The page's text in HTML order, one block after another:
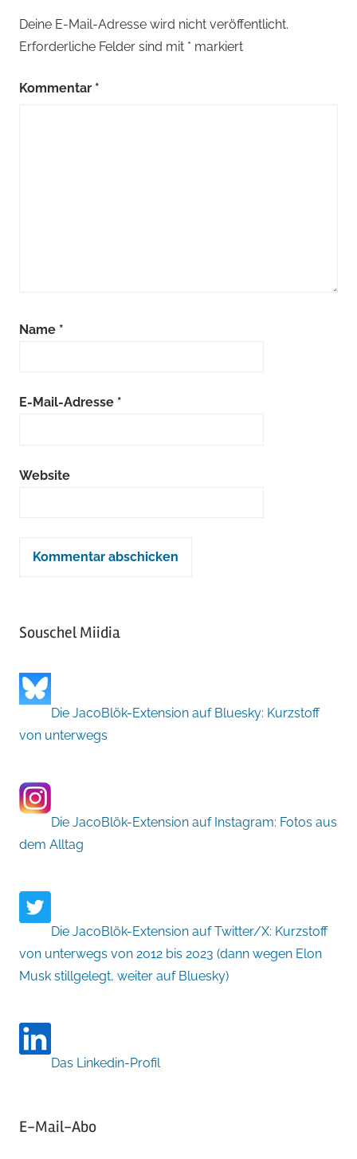
Deine E-Mail-Adresse wird nicht veröffentlicht.
Erforderliche Felder sind mit * markiert
Kommentar *
Name *
E-Mail-Adresse *
Website
Souschel Miidia
Die JacoBlök-Extension auf Bluesky: Kurzstoff
von unterwegs
Die JacoBlök-Extension auf Instagram: Fotos aus
dem Alltag
Die JacoBlök-Extension auf Twitter/X: Kurzstoff
von unterwegs von 2012 bis 2023 (dann wegen Elon
Musk stillgelegt, weiter auf Bluesky)
Das Linkedin-Profil
E-Mail-Abo